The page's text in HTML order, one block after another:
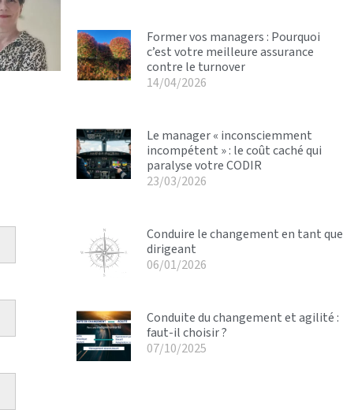
Former vos managers : Pourquoi
c’est votre meilleure assurance
contre le turnover
14/04/2026
Le manager « inconsciemment
incompétent » : le coût caché qui
paralyse votre CODIR
23/03/2026
Conduire le changement en tant que
dirigeant
06/01/2026
Conduite du changement et agilité :
faut-il choisir ?
07/10/2025